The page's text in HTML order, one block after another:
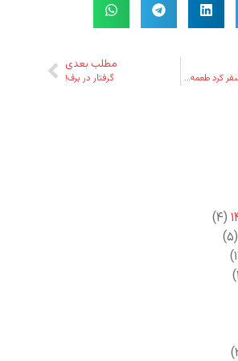
کسی که بی تو سفر کرد طعمه‌ی موج است
مطلب بعدی
گرفتار در برف!
(۴)
(۵)